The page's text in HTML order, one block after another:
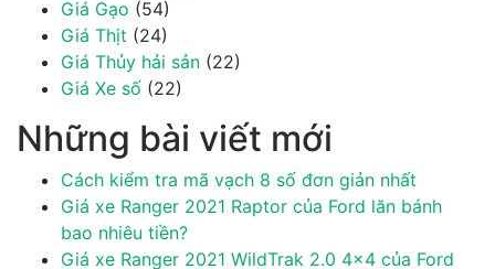
Giá Gạo (54)
Giá Thịt (24)
Giá Thủy hải sản (22)
Giá Xe số (22)
Những bài viết mới
Cách kiểm tra mã vạch 8 số đơn giản nhất
Giá xe Ranger 2021 Raptor của Ford lăn bánh
bao nhiêu tiền?
Giá xe Ranger 2021 WildTrak 2.0 4×4 của Ford